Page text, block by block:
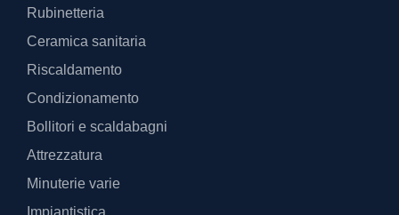
Rubinetteria
Ceramica sanitaria
Riscaldamento
Condizionamento
Bollitori e scaldabagni
Attrezzatura
Minuterie varie
Impiantistica